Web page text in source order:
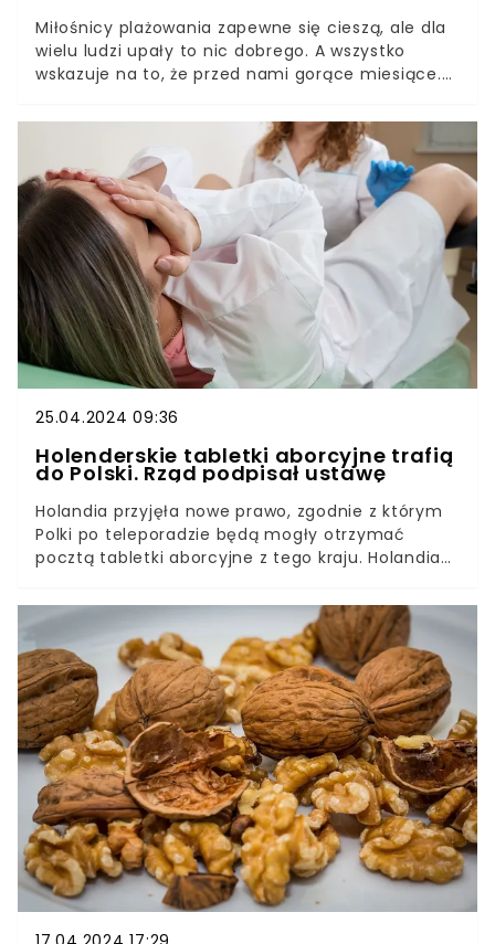
Miłośnicy plażowania zapewne się cieszą, ale dla
wielu ludzi upały to nic dobrego. A wszystko
wskazuje na to, że przed nami gorące miesiące.
ostatnich 2 tysięcy lat i okazało się, że
ubiegłoroczne lato było najcieplejsze w
historii.Nie mają także złudzeń. Ten rok będzie
jeszcze gorętszy. Już dziś poczujemy tego
przedsmak. A wszystko za sprawą zjawiska El Niño.
25.04.2024 09:36
Holenderskie tabletki aborcyjne trafią
do Polski. Rząd podpisał ustawę
Holandia przyjęła nowe prawo, zgodnie z którym
Polki po teleporadzie będą mogły otrzymać
pocztą tabletki aborcyjne z tego kraju. Holandia
szukają pomocy w przypadku niechcianej
ciąży."Jeśli kobieta bardzo nie chce być w ciąży,
to znajdzie sposób na to, aby ją usunąć” – mówi
była położna, a dziś deputowana holenderskiego
parlamentu, Elke Slagt-Tichelman.